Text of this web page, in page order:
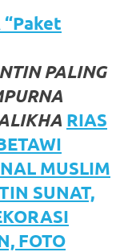
“Paket
PALING
RIAS
MUSLIM
SUNAT,
FOTO